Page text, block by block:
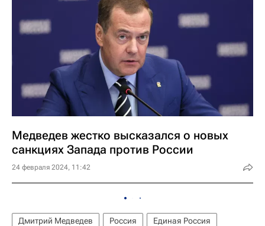
Медведев жестко высказался о новых
санкциях Запада против России
24 февраля 2024, 11:42
Дмитрий Медведев Россия Единая Россия